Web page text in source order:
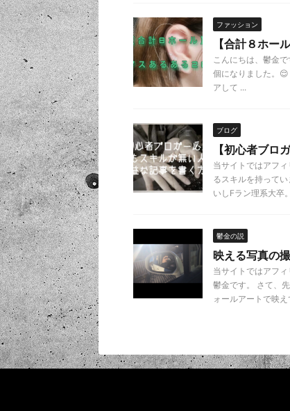
ファッション
【合計８ホー
こんにちは、鬱金
個になりました。
アして ...
ブログ
【初心者ブロ
当サイトではアフ
るスキルを持って
いしFラン理系大卒
鬱金の説
映える写真の
当サイトではアフ
鬱金です。 さて、
ォールアートで映え